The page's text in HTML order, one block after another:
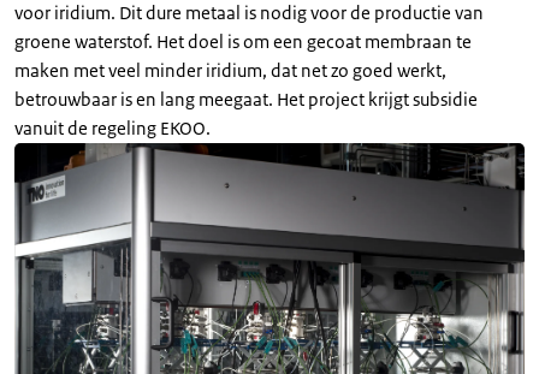
voor iridium. Dit dure metaal is nodig voor de productie van
groene waterstof. Het doel is om een gecoat membraan te
maken met veel minder iridium, dat net zo goed werkt,
betrouwbaar is en lang meegaat. Het project krijgt subsidie
vanuit de regeling EKOO.